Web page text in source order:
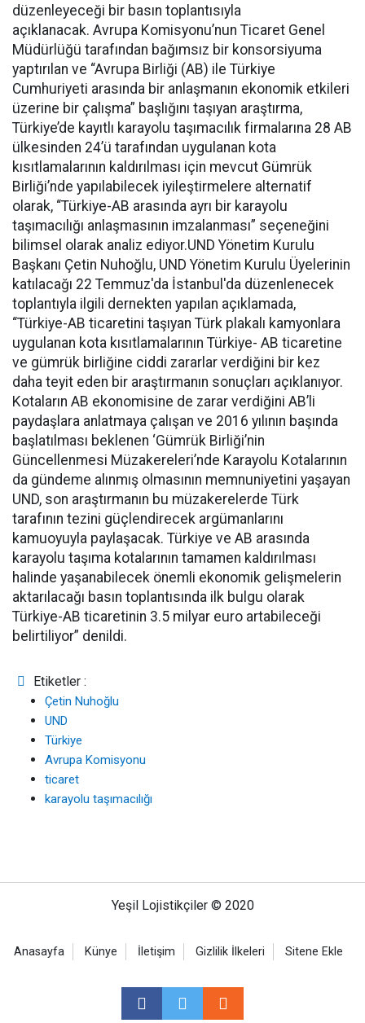
düzenleyeceği bir basın toplantısıyla
açıklanacak. Avrupa Komisyonu’nun Ticaret Genel
Müdürlüğü tarafından bağımsız bir konsorsiyuma
yaptırılan ve “Avrupa Birliği (AB) ile Türkiye
Cumhuriyeti arasında bir anlaşmanın ekonomik etkileri
üzerine bir çalışma” başlığını taşıyan araştırma,
Türkiye’de kayıtlı karayolu taşımacılık firmalarına 28 AB
ülkesinden 24’ü tarafından uygulanan kota
kısıtlamalarının kaldırılması için mevcut Gümrük
Birliği’nde yapılabilecek iyileştirmelere alternatif
olarak, “Türkiye-AB arasında ayrı bir karayolu
taşımacılığı anlaşmasının imzalanması” seçeneğini
bilimsel olarak analiz ediyor.UND Yönetim Kurulu
Başkanı Çetin Nuhoğlu, UND Yönetim Kurulu Üyelerinin
katılacağı 22 Temmuz'da İstanbul'da düzenlenecek
toplantıyla ilgili dernekten yapılan açıklamada,
“Türkiye-AB ticaretini taşıyan Türk plakalı kamyonlara
uygulanan kota kısıtlamalarının Türkiye- AB ticaretine
ve gümrük birliğine ciddi zararlar verdiğini bir kez
daha teyit eden bir araştırmanın sonuçları açıklanıyor.
Kotaların AB ekonomisine de zarar verdiğini AB’li
paydaşlara anlatmaya çalışan ve 2016 yılının başında
başlatılması beklenen ‘Gümrük Birliği’nin
Güncellenmesi Müzakereleri’nde Karayolu Kotalarının
da gündeme alınmış olmasının memnuniyetini yaşayan
UND, son araştırmanın bu müzakerelerde Türk
tarafının tezini güçlendirecek argümanlarını
kamuoyuyla paylaşacak. Türkiye ve AB arasında
karayolu taşıma kotalarının tamamen kaldırılması
halinde yaşanabilecek önemli ekonomik gelişmelerin
aktarılacağı basın toplantısında ilk bulgu olarak
Türkiye-AB ticaretinin 3.5 milyar euro artabileceği
belirtiliyor” denildi.
Etiketler :
Çetin Nuhoğlu
UND
Türkiye
Avrupa Komisyonu
ticaret
karayolu taşımacılığı
Yeşil Lojistikçiler © 2020
Anasayfa Künye İletişim Gizlilik İlkeleri Sitene Ekle